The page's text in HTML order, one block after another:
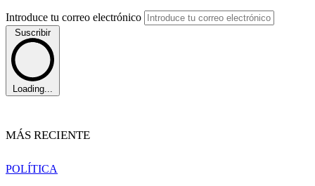
Introduce tu correo electrónico
Suscribir
Loading...
MÁS RECIENTE
POLÍTICA